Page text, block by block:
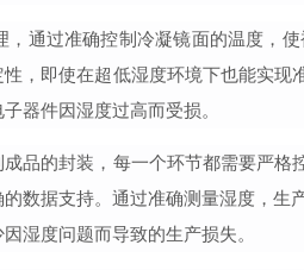
，通过准确控制冷凝镜面的温度，
，即使在超低湿度环境下也能实现
器件因湿度过高而受损。
品的封装，每一个环节都需要严格
数据支持。通过准确测量湿度，生
湿度问题而导致的生产损失。